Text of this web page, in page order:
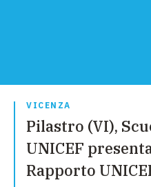
VICENZA
Pilastro (VI),
UNICEF
Rapporto